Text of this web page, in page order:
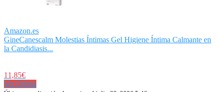
Amazon.es
GineCanescalm Molestias Íntimas Gel Higiene Íntima Calmante en
la Candidiasis...
11,85€
Ver Oferta